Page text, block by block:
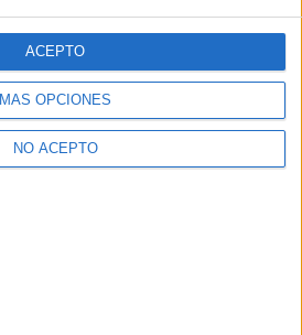
MÁS OPCIONES
NO ACEPTO
ACEPTO